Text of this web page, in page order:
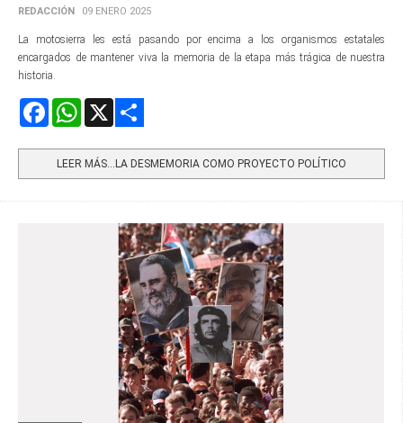
REDACCIÓN 09 ENERO 2025
La motosierra les está pasando por encima a los organismos estatales
encargados de mantener viva la memoria de la etapa más trágica de nuestra
historia.
FacebookWhatsApp
LEER MÁS…LA DESMEMORIA COMO PROYECTO POLÍTICO